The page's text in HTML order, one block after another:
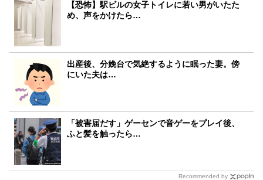
【恐怖】駅ビルの女子トイレに若い男がいたた
め、声をかけたら…
出産後、分娩台で気絶するように眠った妻。傍
にいた夫は…
「被害届だす」ゲーセンで音ゲーをプレイ後、
ふと髪を触ったら…
Recommended by